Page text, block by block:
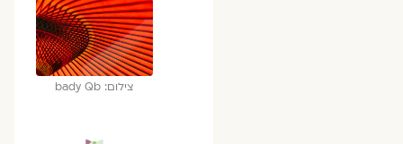
צילום: bady Qb